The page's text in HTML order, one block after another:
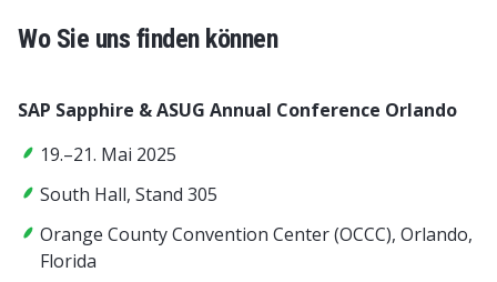
Wo Sie uns finden können
SAP Sapphire & ASUG Annual Conference Orlando
19.–21. Mai 2025
South Hall, Stand 305
Orange County Convention Center (OCCC), Orlando,
Florida